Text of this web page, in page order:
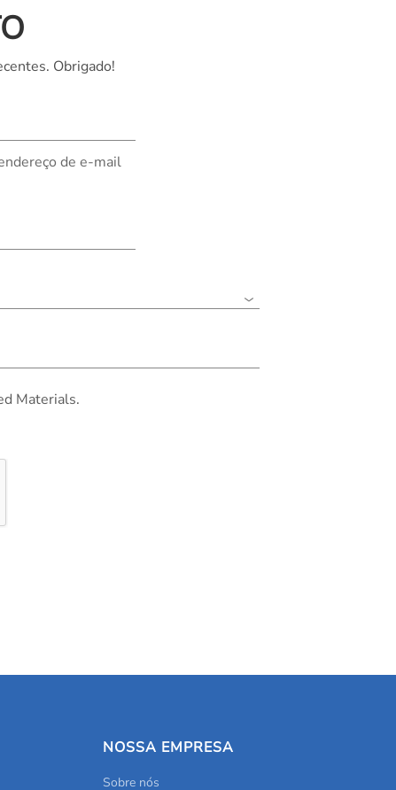
Obrigado!
de e-mail
Materials.
NOSSA EMPRESA
Sobre nós